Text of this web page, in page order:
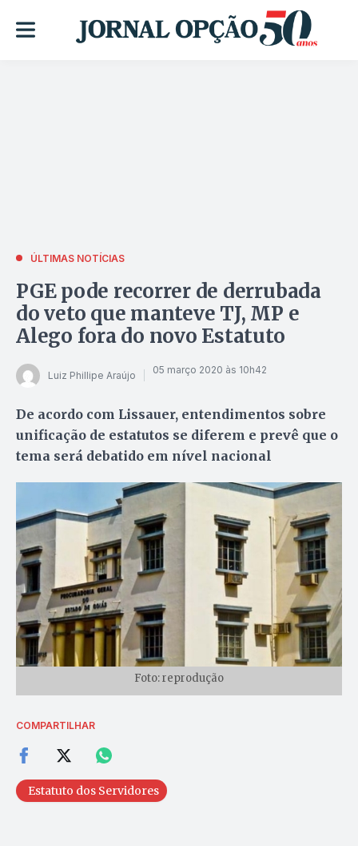
ÚLTIMAS NOTÍCIAS
PGE pode recorrer de derrubada
do veto que manteve TJ, MP e
Alego fora do novo Estatuto
Luiz Phillipe Araújo 05 março 2020 às 10h42
De acordo com Lissauer, entendimentos sobre
unificação de estatutos se diferem e prevê que o
tema será debatido em nível nacional
Foto: reprodução
COMPARTILHAR
Estatuto dos Servidores